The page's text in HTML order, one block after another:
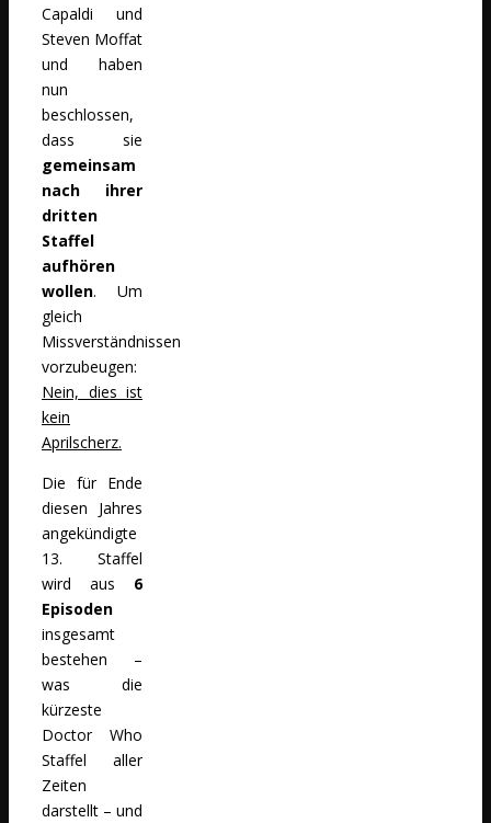
Capaldi und
Steven Moffat
und haben
nun
beschlossen,
dass sie
gemeinsam
nach ihrer
dritten
Staffel
aufhören
wollen. Um
gleich
Missverständnissen
vorzubeugen:
Nein, dies ist
kein
Aprilscherz.
Die für Ende
diesen Jahres
angekündigte
13. Staffel
wird aus 6
Episoden
insgesamt
bestehen –
was die
kürzeste
Doctor Who
Staffel aller
Zeiten
darstellt – und